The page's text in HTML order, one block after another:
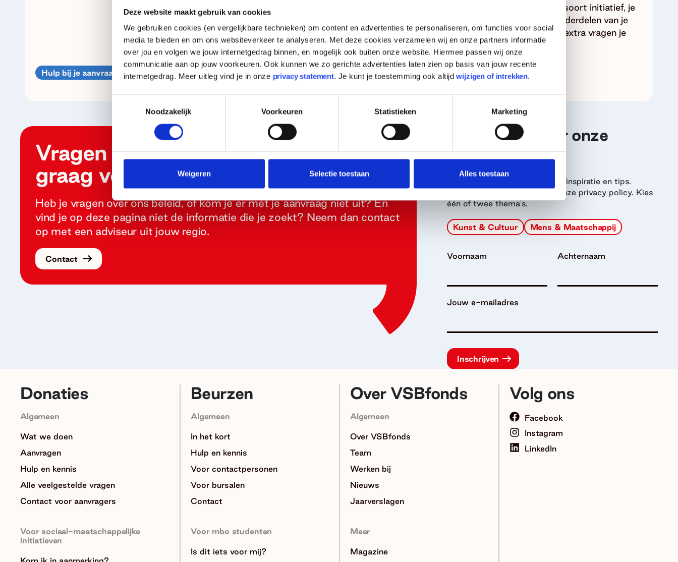
Deze website maakt gebruik van cookies
We gebruiken cookies (en vergelijkbare technieken) om content en advertenties te personaliseren, om functies voor social
media te bieden en om ons websiteverkeer te analyseren. Met deze cookies verzamelen wij en onze partners informatie
over jou en volgen we jouw internetgedrag binnen, en mogelijk ook buiten onze website. Hiermee passen wij onze
communicatie aan op jouw voorkeuren. Ook kunnen we zo gerichte advertenties laten zien op basis van jouw recente
internetgedrag. Meer uitleg vind je in onze privacy statement. Je kunt je toestemming ook altijd wijzigen of intrekken.
Noodzakelijk
Voorkeuren Statistieken Marketing
Weigeren Selectie toestaan Alles toestaan
Hulp bij je aanvraag
fondsenwerving een succes wordt.
Hulp bij je aanvraag
vragen over stellen. Het soort initiatief, je
organisatie en andere onderdelen van je
aanvraag bepalen welke extra vragen je
krijgt.
Hulp bij je aanvraag
Vragen of twijfels? We helpen je
graag verder
Heb je vragen over ons beleid, of kom je er met je aanvraag niet uit? En
vind je op deze pagina niet de informatie die je zoekt? Neem dan contact
op met een adviseur uit jouw regio.
Contact
Schrijf je in voor onze
nieuwsbrief
Ontvang onze nieuwsbrief, vol inspiratie en tips.
Daarmee ga je akkoord met onze privacy policy. Kies
één of twee thema's.
Kunst & Cultuur Mens & Maatschappij
Jouw e-mailadres
Voornaam Achternaam
Donaties
Algemeen
Wat we doen
Aanvragen
Hulp en kennis
Alle veelgestelde vragen
Contact voor aanvragers
Voor sociaal-maatschappelijke
initiatieven
Beurzen
Algemeen
In het kort
Hulp en kennis
Voor contactpersonen
Voor bursalen
Contact
Voor mbo studenten
Is dit iets voor mij?
Over VSBfonds
Algemeen
Over VSBfonds
Team
Werken bij
Nieuws
Jaarverslagen
Meer
Magazine
Volg ons
Facebook
Instagram
LinkedIn